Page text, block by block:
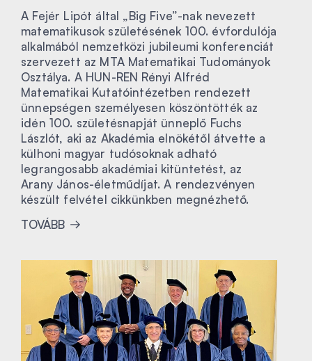
A Fejér Lipót által „Big Five”-nak nevezett
matematikusok születésének 100. évfordulója
alkalmából nemzetközi jubileumi konferenciát
szervezett az MTA Matematikai Tudományok
Osztálya. A HUN-REN Rényi Alfréd
Matematikai Kutatóintézetben rendezett
ünnepségen személyesen köszöntötték az
idén 100. születésnapját ünneplő Fuchs
Lászlót, aki az Akadémia elnökétől átvette a
külhoni magyar tudósoknak adható
legrangosabb akadémiai kitüntetést, az
Arany János-életműdíjat. A rendezvényen
készült felvétel cikkünkben megnézhető.
TOVÁBB